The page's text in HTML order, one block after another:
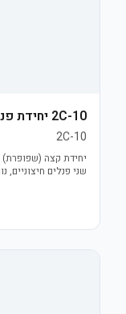
2C-10 יחידת פנים
2C-10
שני פנלים חיצוניים,